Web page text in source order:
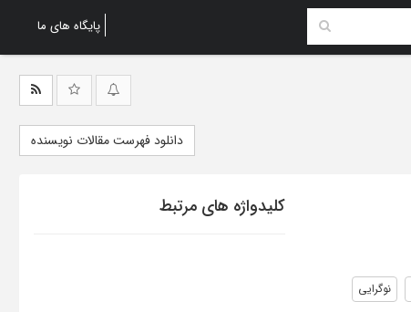
پایگاه های ما
دانلود فهرست مقالات نویسنده
نوگرایی
کلیدواژه های مرتبط